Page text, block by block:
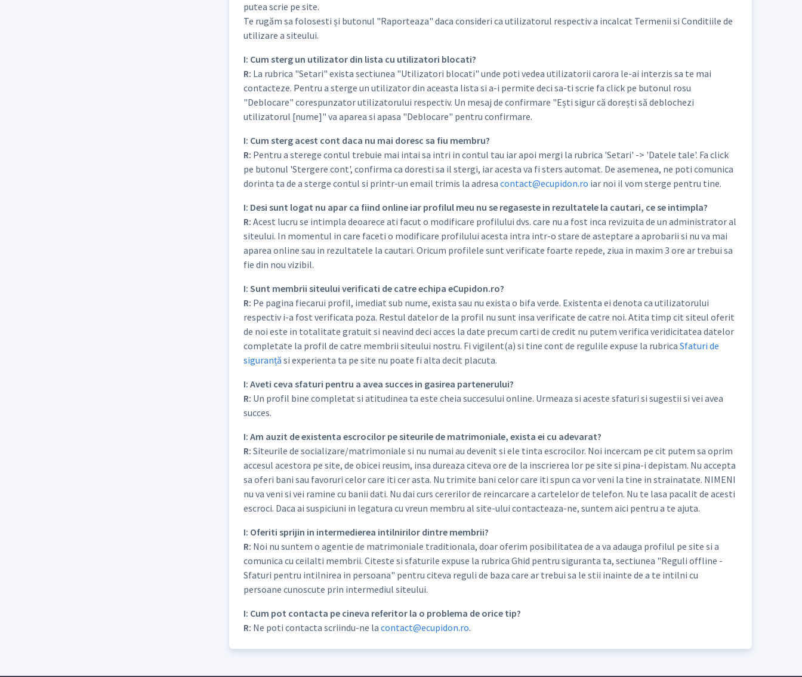
putea scrie pe site.
Te rugăm sa folosesti și butonul "Raporteaza" daca consideri ca utilizatorul respectiv a incalcat Termenii si Conditiile de
utilizare a siteului.
I: Cum sterg un utilizator din lista cu utilizatori blocati?
R: La rubrica "Setari" exista sectiunea "Utilizatori blocati" unde poti vedea utilizatorii carora le-ai interzis sa te mai
contacteze. Pentru a sterge un utilizator din aceasta lista si a-i permite deci sa-ti scrie fa click pe butonul rosu
"Deblocare" corespunzator utilizatorului respectiv. Un mesaj de confirmare "Ești sigur că dorești să deblochezi
utilizatorul [nume]" va aparea si apasa "Deblocare" pentru confirmare.
I: Cum sterg acest cont daca nu mai doresc sa fiu membru?
R: Pentru a sterege contul trebuie mai intai sa intri in contul tau iar apoi mergi la rubrica 'Setari' -> 'Datele tale'. Fa click
pe butonul 'Stergere cont', confirma ca doresti sa il stergi, iar acesta va fi sters automat. De asemenea, ne poti comunica
dorinta ta de a sterge contul si printr-un email trimis la adresa contact@ecupidon.ro iar noi il vom sterge pentru tine.
I: Desi sunt logat nu apar ca fiind online iar profilul meu nu se regaseste in rezultatele la cautari, ce se intimpla?
R: Acest lucru se intimpla deoarece ati facut o modificare profilului dvs. care nu a fost inca revizuita de un administrator al
siteului. In momentul in care faceti o modificare profilului acesta intra intr-o stare de asteptare a aprobarii si nu va mai
aparea online sau in rezultatele la cautari. Oricum profilele sunt verificate foarte repede, ziua in maxim 3 ore ar trebui sa
fie din nou vizibil.
I: Sunt membrii siteului verificati de catre echipa eCupidon.ro?
R: Pe pagina fiecarui profil, imediat sub nume, exista sau nu exista o bifa verde. Existenta ei denota ca utilizatorului
respectiv i-a fost verificata poza. Restul datelor de la profil nu sunt insa verificate de catre noi. Atita timp cit siteul oferit
de noi este in totalitate gratuit si neavind deci acces la date precum carti de credit nu putem verifica veridicitatea datelor
completate la profil de catre membrii siteului nostru. Fi vigilent(a) si tine cont de regulile expuse la rubrica Sfaturi de
siguranță si experienta ta pe site nu poate fi alta decit placuta.
I: Aveti ceva sfaturi pentru a avea succes in gasirea partenerului?
R: Un profil bine completat si atitudinea ta este cheia succesului online. Urmeaza si aceste sfaturi si sugestii si vei avea
succes.
I: Am auzit de existenta escrocilor pe siteurile de matrimoniale, exista ei cu adevarat?
R: Siteurile de socializare/matrimoniale si nu numai au devenit si ele tinta escrocilor. Noi incercam pe cit putem sa oprim
accesul acestora pe site, de obicei reusim, insa dureaza citeva ore de la inscrierea lor pe site si pina-i depistam. Nu accepta
sa oferi bani sau favoruri celor care iti cer asta. Nu trimite bani celor care iti spun ca vor veni la tine in strainatate. NIMENI
nu va veni si vei ramine cu banii dati. Nu dai curs cererilor de reincarcare a cartelelor de telefon. Nu te lasa pacalit de acesti
escroci. Daca ai suspiciuni in legatura cu vreun membru al site-ului contacteaza-ne, suntem aici pentru a te ajuta.
I: Oferiti sprijin in intermedierea intilnirilor dintre membrii?
R: Noi nu suntem o agentie de matrimoniale traditionala, doar oferim posibilitatea de a va adauga profilul pe site si a
comunica cu ceilalti membrii. Citeste si sfaturile expuse la rubrica Ghid pentru siguranta ta, sectiunea "Reguli offline -
Sfaturi pentru intilnirea in persoana" pentru citeva reguli de baza care ar trebui sa le stii inainte de a te intilni cu
persoane cunoscute prin intermediul siteului.
I: Cum pot contacta pe cineva referitor la o problema de orice tip?
R: Ne poti contacta scriindu-ne la contact@ecupidon.ro.